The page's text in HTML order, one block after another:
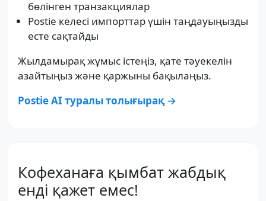
бөлінген транзакциялар
Postie келесі импорттар үшін таңдауыңызды
есте сақтайды
Жылдамырақ жұмыс істеңіз, қате тәуекелін
азайтыңыз және қаржыны бақылаңыз.
Postie AI туралы толығырақ →
Кофеханаға қымбат жабдық
енді қажет емес!